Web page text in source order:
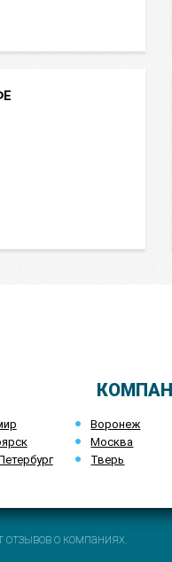
Воронеж
Москва
Тверь
отзывов о компаниях.